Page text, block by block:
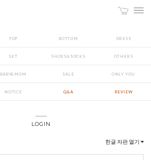
TOP BOTTOM DRESS
SET SHOES&SOCKS OTHERS
BABY&MOM SALE ONLY YOU
NOTICE Q&A REVIEW
LOGIN
한글 자판 열기